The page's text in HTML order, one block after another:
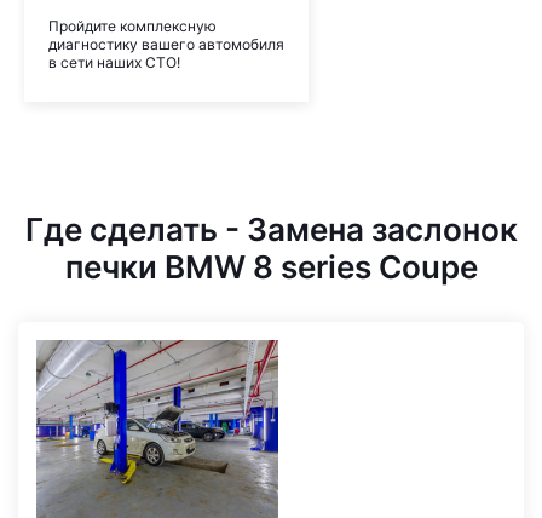
Пройдите комплексную
диагностику вашего автомобиля
в сети наших СТО!
Где сделать - Замена заслонок
печки BMW 8 series Coupe